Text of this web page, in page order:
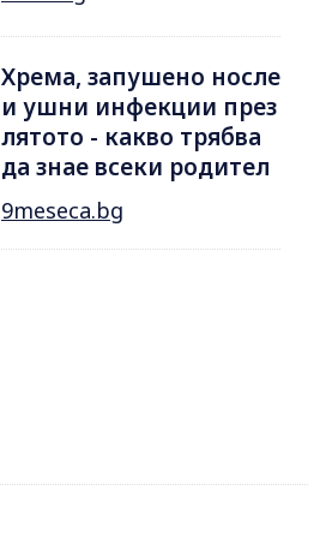
Хрема, запушено носле
и ушни инфекции през
лятотo - какво трябва
да знае всеки родител
9meseca.bg